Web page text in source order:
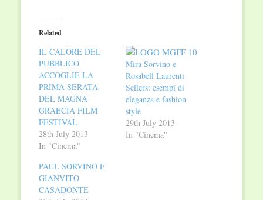
(Opens
in
new
Related
IL CALORE DEL
PUBBLICO
ACCOGLIE LA
PRIMA SERATA
DEL MAGNA
GRAECIA FILM
FESTIVAL
28th July 2013
In "Cinema"
Mira Sorvino e
Rosabell Laurenti
Sellers: esempi di
eleganza e fashion
style
29th July 2013
In "Cinema"
PAUL SORVINO E
GIANVITO
CASADONTE